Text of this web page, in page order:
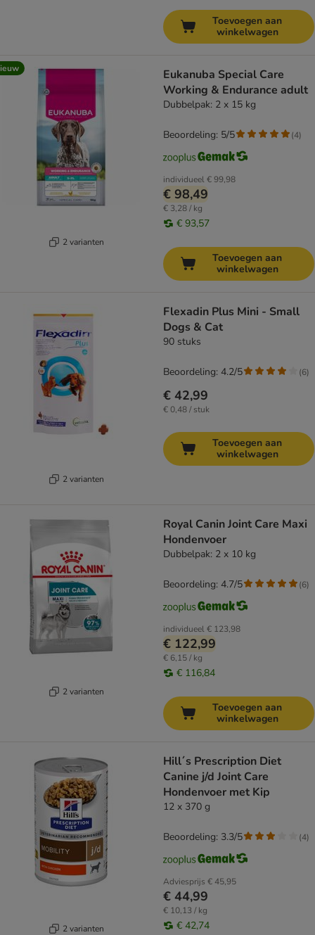
Toevoegen aan
winkelwagen
2 varianten
Eukanuba Special Care
Working & Endurance adult
Dubbelpak: 2 x 15 kg
individueel€ 99,98
€ 98,49
€ 3,28 / kg
€ 93,57
Beoordeling: 5/5 (4)
Toevoegen aan
winkelwagen
2 varianten
Flexadin Plus Mini - Small
Dogs & Cat
90 stuks
€ 42,99
€ 0,48 / stuk
Beoordeling: 4.2/5 (6)
Toevoegen aan
winkelwagen
2 varianten
Royal Canin Joint Care Maxi
Hondenvoer
Dubbelpak: 2 x 10 kg
individueel€ 123,98
€ 122,99
€ 6,15 / kg
€ 116,84
Beoordeling: 4.7/5 (6)
Toevoegen aan
winkelwagen
2 varianten
Hill´s Prescription Diet
Canine j/d Joint Care
Hondenvoer met Kip
12 x 370 g
Adviesprijs € 45,95
€ 44,99
€ 10,13 / kg
€ 42,74
Beoordeling: 3.3/5 (4)